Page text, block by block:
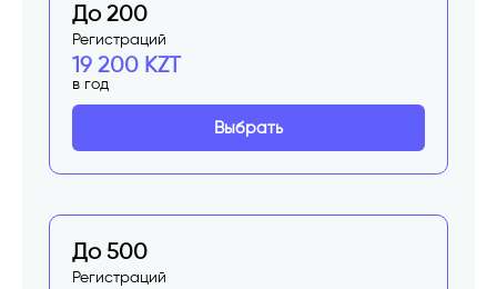
До 200
Регистраций
19 200 KZT
в год
Выбрать
До 500
Регистраций